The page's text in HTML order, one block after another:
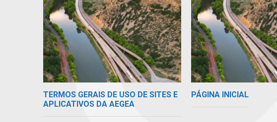
TERMOS GERAIS DE USO DE SITES E
APLICATIVOS DA AEGEA
PÁGINA INICIAL